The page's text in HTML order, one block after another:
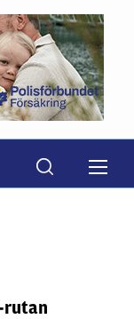
rutan